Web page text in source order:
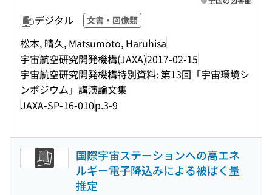
デジタル 文書・図像類
松本, 晴久, Matsumoto, Haruhisa
宇宙航空研究開発機構(JAXA)2017-02-15
宇宙航空研究開発機構特別資料: 第13回「宇宙環境シ
ンポジウム」講演論文集
JAXA-SP-16-010p.3-9
国際宇宙ステーションへの高エネ
ルギー電子降込みによる被ばく量
推定